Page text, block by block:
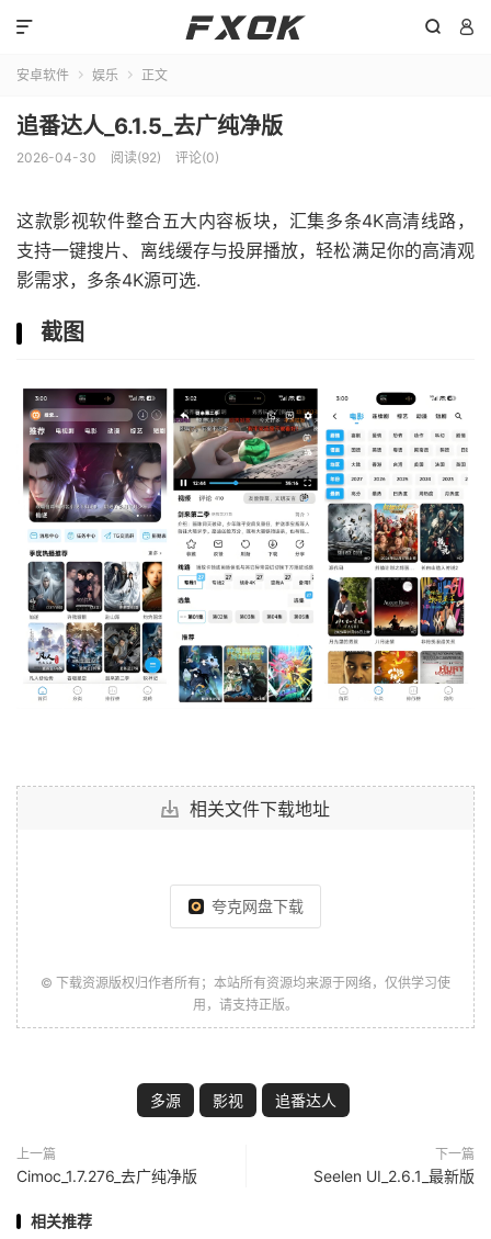
 

安卓软件  娱乐  正文
追番达人_6.1.5_去广纯净版
2026-04-30 阅读(92) 评论(0)
这款影视软件整合五大内容板块，汇集多条4K高清线路，
支持一键搜片、离线缓存与投屏播放，轻松满足你的高清观
影需求，多条4K源可选.
截图
相关文件下载地址
夸克网盘下载
© 下载资源版权归作者所有；本站所有资源均来源于网络，仅供学习使
用，请支持正版。
多源 影视 追番达人
上一篇
Cimoc_1.7.276_去广纯净版
下一篇
Seelen UI_2.6.1_最新版
相关推荐